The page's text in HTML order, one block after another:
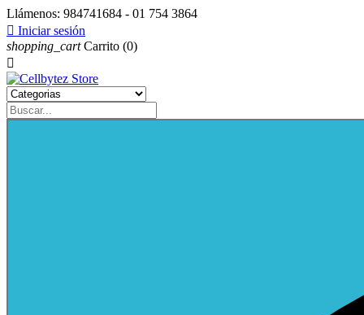
Llámenos: 984741684 - 01 754 3864
 Iniciar sesión
shopping_cart Carrito (0)
